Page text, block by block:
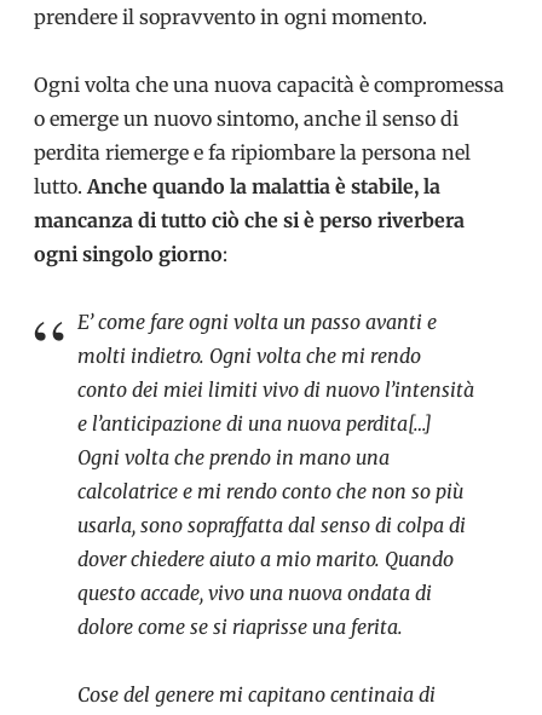
prendere il sopravvento in ogni momento.
Ogni volta che una nuova capacità è compromessa
o emerge un nuovo sintomo, anche il senso di
perdita riemerge e fa ripiombare la persona nel
lutto.Anche quando la malattia è stabile, la
mancanza di tutto ciò che si è perso riverbera
ogni singolo giorno:
E’ come fare ogni volta un passo avanti e
molti indietro. Ogni volta che mi rendo
conto dei miei limiti vivo di nuovo l’intensità
e l’anticipazione di una nuova perdita[…]
Ogni volta che prendo in mano una
calcolatrice e mi rendo conto che non so più
usarla, sono sopraffatta dal senso di colpa di
dover chiedere aiuto a mio marito. Quando
questo accade, vivo una nuova ondata di
dolore come se si riaprisse una ferita.
Cose del genere mi capitano centinaia di